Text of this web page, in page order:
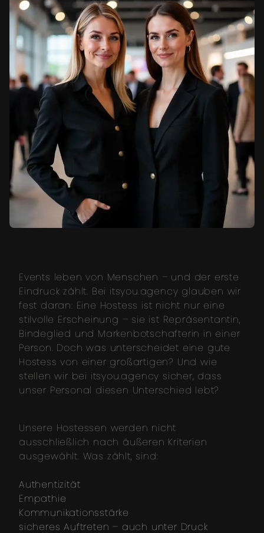
Events leben von Menschen – und der erste
Eindruck zählt. Bei itsyou.agency glauben wir
fest daran: Eine Hostess ist nicht nur eine
stilvolle Erscheinung – sie ist Repräsentantin,
Bindeglied und Markenbotschafterin in einer
Person. Doch was unterscheidet eine gute
Hostess von einer großartigen? Und wie
stellen wir bei itsyou.agency sicher, dass
unser Personal diesen Unterschied lebt?
Unsere Hostessen werden nicht
ausschließlich nach äußeren Kriterien
ausgewählt. Was zählt, sind:
Authentizität
Empathie
Kommunikationsstärke
sicheres Auftreten – auch unter Druck